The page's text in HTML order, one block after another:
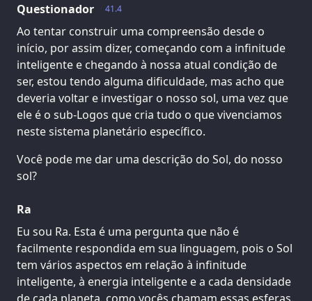
41.4
Questionador
Ao tentar construir uma compreensão desde o
início, por assim dizer, começando com a infinitude
inteligente e chegando à nossa atual condição de
ser, estou tendo alguma dificuldade, mas acho que
deveria voltar e investigar o nosso sol, uma vez que
ele é o sub-Logos que cria tudo o que vivenciamos
neste sistema planetário específico.
Você pode me dar uma descrição do Sol, do nosso
sol?
Ra
Eu sou Ra. Esta é uma pergunta que não é
facilmente respondida em sua linguagem, pois o Sol
tem vários aspectos em relação à infinitude
inteligente, à energia inteligente e a cada densidade